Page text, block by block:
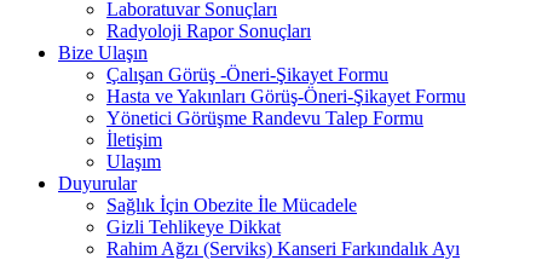
Laboratuvar Sonuçları
Radyoloji Rapor Sonuçları
Bize Ulaşın
Çalışan Görüş -Öneri-Şikayet Formu
Hasta ve Yakınları Görüş-Öneri-Şikayet Formu
Yönetici Görüşme Randevu Talep Formu
İletişim
Ulaşım
Duyurular
Sağlık İçin Obezite İle Mücadele
Gizli Tehlikeye Dikkat
Rahim Ağzı (Serviks) Kanseri Farkındalık Ayı